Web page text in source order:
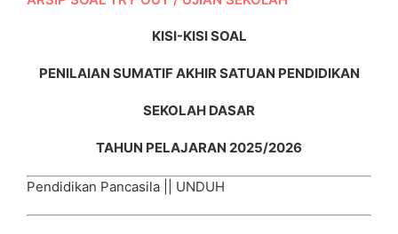
KISI-KISI SOAL
PENILAIAN SUMATIF AKHIR SATUAN PENDIDIKAN
SEKOLAH DASAR
TAHUN PELAJARAN 2025/2026
Pendidikan Pancasila || UNDUH